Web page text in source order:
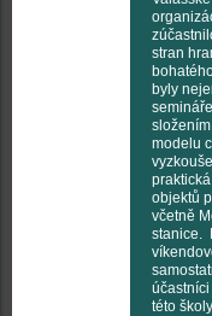
stran
byly
modelu
objektů
včetně
stanice.
této